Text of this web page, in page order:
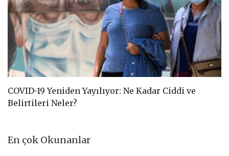
COVID-19 Yeniden Yayılıyor: Ne Kadar Ciddi ve
Belirtileri Neler?
En çok Okunanlar